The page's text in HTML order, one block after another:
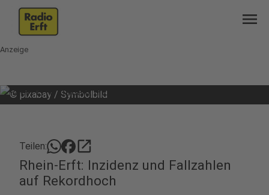
menu
Anzeige
© pixabay / Symbolbild
Teilen: open_in_new
Rhein-Erft: Inzidenz und Fallzahlen
auf Rekordhoch